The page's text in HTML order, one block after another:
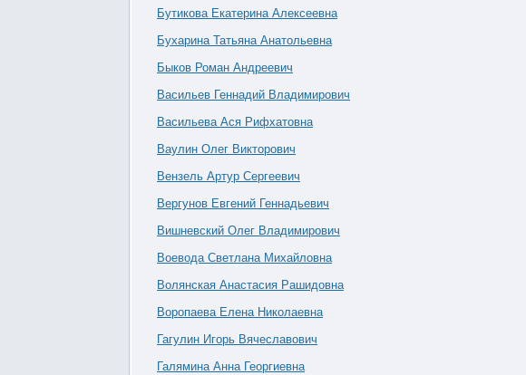
Бутикова Екатерина Алексеевна
Бухарина Татьяна Анатольевна
Быков Роман Андреевич
Васильев Геннадий Владимирович
Васильева Ася Рифхатовна
Ваулин Олег Викторович
Вензель Артур Сергеевич
Вергунов Евгений Геннадьевич
Вишневский Олег Владимирович
Воевода Светлана Михайловна
Волянская Анастасия Рашидовна
Воропаева Елена Николаевна
Гагулин Игорь Вячеславович
Галямина Анна Георгиевна